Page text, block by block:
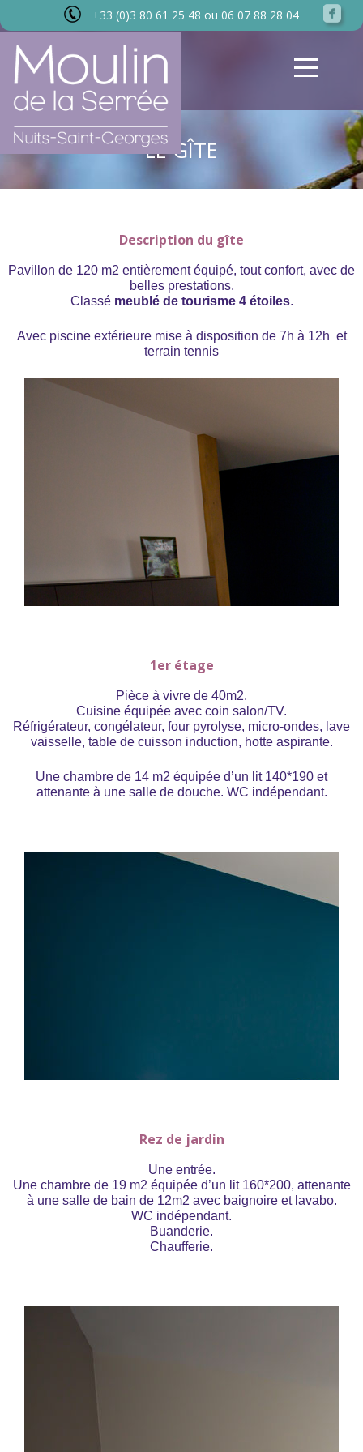
+33 (0)3 80 61 25 48 ou 06 07 88 28 04
LE GÎTE
Description du gîte
Pavillon de 120 m2 entièrement équipé, tout confort, avec de
belles prestations.
Classé meublé de tourisme 4 étoiles.
Avec piscine extérieure mise à disposition de 7h à 12h et
terrain tennis
1er étage
Pièce à vivre de 40m2.
Cuisine équipée avec coin salon/TV.
Réfrigérateur, congélateur, four pyrolyse, micro-ondes, lave
vaisselle, table de cuisson induction, hotte aspirante.
Une chambre de 14 m2 équipée d’un lit 140*190 et
attenante à une salle de douche. WC indépendant.
Rez de jardin
Une entrée.
Une chambre de 19 m2 équipée d’un lit 160*200, attenante
à une salle de bain de 12m2 avec baignoire et lavabo.
WC indépendant.
Buanderie.
Chaufferie.